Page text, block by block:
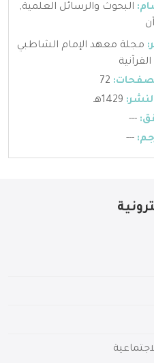
البحوث والرسائل العلمية,
مجلة معهد الإمام الشاطبي
---
---